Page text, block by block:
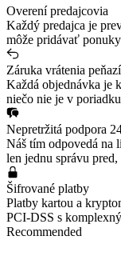
Overení predajcovia
Každý predajca je
môže pridávať
Záruka vrátenia peňazí
Každá objednávka je
niečo nie je v
Nepretržitá podpora
Náš tím odpovedá na
len jednu správu
Šifrované platby
Platby kartou a
PCI-DSS s
Recommended